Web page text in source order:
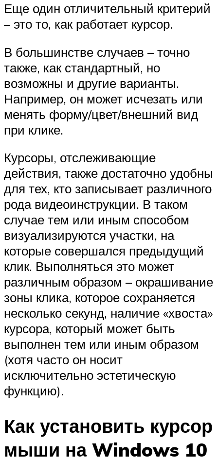
Еще один отличительный критерий
– это то, как работает курсор.
В большинстве случаев – точно
также, как стандартный, но
возможны и другие варианты.
Например, он может исчезать или
менять форму/цвет/внешний вид
при клике.
Курсоры, отслеживающие
действия, также достаточно удобны
для тех, кто записывает различного
рода видеоинструкции. В таком
случае тем или иным способом
визуализируются участки, на
которые совершался предыдущий
клик. Выполняться это может
различным образом – окрашивание
зоны клика, которое сохраняется
несколько секунд, наличие «хвоста»
курсора, который может быть
выполнен тем или иным образом
(хотя часто он носит
исключительно эстетическую
функцию).
Как установить курсор
мыши на Windows 10